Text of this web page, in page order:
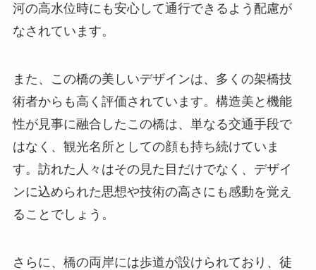
河の高水位時にも安心して通行できるよう配慮が
なされています。
また、この橋の美しいデザインは、多くの架橋技
術者からも高く評価されています。構造美と機能
性が見事に融合したこの橋は、単なる交通手段で
はなく、観光名所としての顔も持ち続けていま
す。訪れた人々はその見た目だけでなく、デザイ
ンに込められた思想や技術の高さにも感動を覚え
ることでしょう。
さらに、橋の両岸には歩道が設けられており、徒